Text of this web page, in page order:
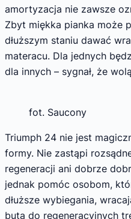
amortyzacja nie zawsze
Zbyt miękka pianka może
dłuższym staniu dawać
materacu. Dla jednych
dla innych – sygnał, że
fot. Saucony
Triumph 24 nie jest
formy. Nie zastąpi
regeneracji ani dobrze
jednak pomóc osobom,
dłuższe wybiegania,
buta do regeneracyjnych